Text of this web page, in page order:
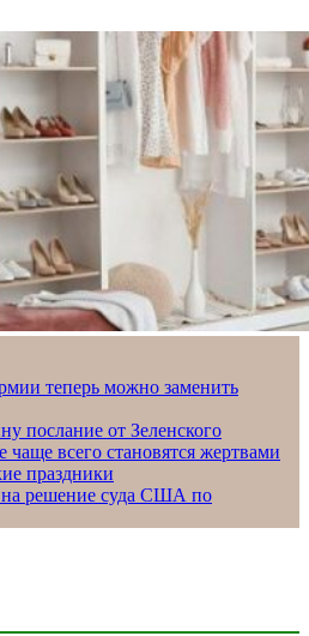
теперь можно заменить
послание от Зеленского
чаще всего становятся жертвами
праздники
на решение суда США по